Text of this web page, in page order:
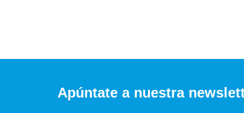
Apúntate a nuestra